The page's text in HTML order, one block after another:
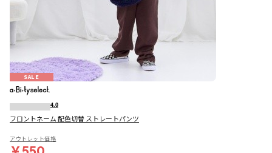
SALE
4.0
フロントネーム 配色切替 ストレートパンツ
アウトレット価格